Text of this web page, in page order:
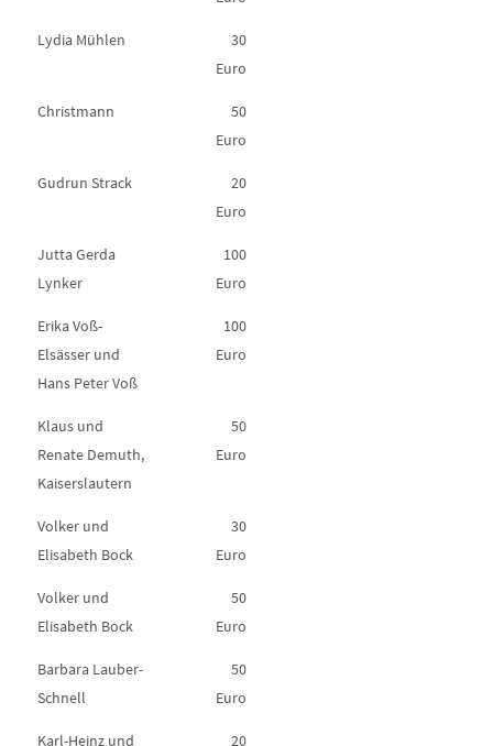
Lydia Mühlen
30
Euro
Christmann
50
Euro
Gudrun Strack
20
Euro
Jutta Gerda
Lynker
100
Euro
Erika Voß-
Elsässer und
Hans Peter Voß
100
Euro
Klaus und
Renate Demuth,
Kaiserslautern
50
Euro
Volker und
Elisabeth Bock
30
Euro
Volker und
Elisabeth Bock
50
Euro
Barbara Lauber-
Schnell
50
Euro
Karl-Heinz und
20